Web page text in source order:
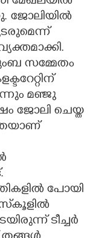
ജോലിയിൽ
സമ്മേതം
മഞ്ജു
ജോലി ചെയ്ത
പോയി
സ്‌കൂളിൽ
ടീച്ചർ